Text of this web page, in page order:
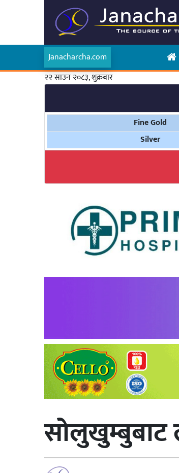
Janacharcha.com
२२ साउन २०८३, शुक्रबार
Fine Gold
Silver
सोलुखुम्बुबाट